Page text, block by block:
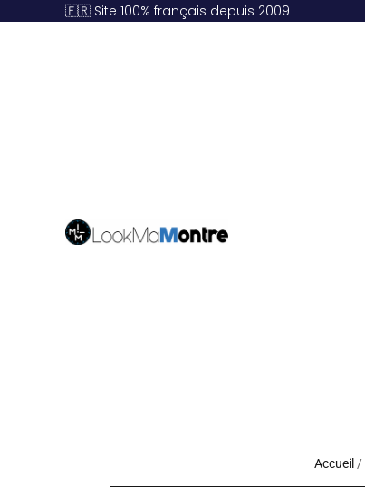
🇫🇷 Site 100% français depuis 2009
Accueil /